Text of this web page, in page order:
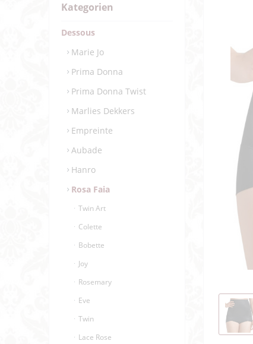
Kategorien
Dessous
Marie Jo
Prima Donna
Prima Donna Twist
Marlies Dekkers
Empreinte
Aubade
Hanro
Rosa Faia
Twin Art
Colette
Bobette
Joy
Rosemary
Eve
Twin
Lace Rose